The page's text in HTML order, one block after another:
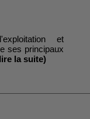
et
ses principaux
la suite)